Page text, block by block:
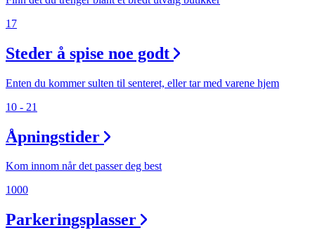
17
Steder å spise noe godt
Enten du kommer sulten til senteret, eller tar med varene hjem
10 - 21
Åpningstider
Kom innom når det passer deg best
1000
Parkeringsplasser